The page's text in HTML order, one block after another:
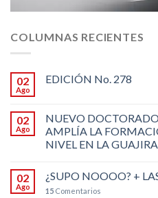
COLUMNAS RECIENTES
02
Ago
EDICIÓN No. 278
02
Ago
NUEVO
AMPLÍA LA
NIVEL EN LA GUAJIRA
02
Ago
¿SUPO NOOOO? +
15 Comentarios